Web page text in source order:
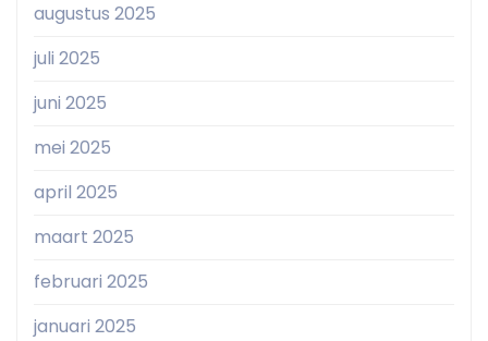
augustus 2025
juli 2025
juni 2025
mei 2025
april 2025
maart 2025
februari 2025
januari 2025